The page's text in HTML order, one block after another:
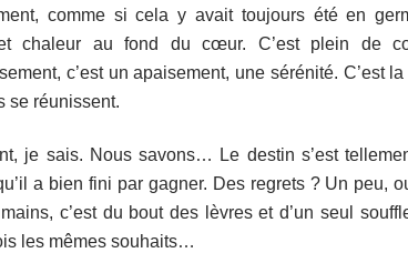
comme si cela y avait toujours été en
chaleur au fond du cœur. C’est plein de
c’est un apaisement, une sérénité. C’est
se réunissent.
je sais. Nous savons… Le destin s’est
a bien fini par gagner. Des regrets ? Un peu,
c’est du bout des lèvres et d’un seul
les mêmes souhaits…